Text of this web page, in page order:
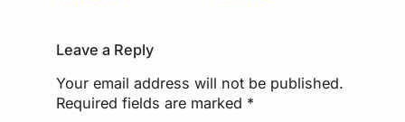
Leave a Reply
Your email address will not be published.
Required fields are marked *